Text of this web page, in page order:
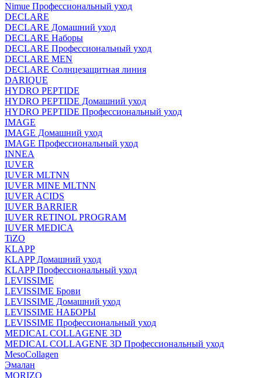
Nimue Профессиональный уход
DECLARE
DECLARE Домашний уход
DECLARE Наборы
DECLARE Профессиональный уход
DECLARE MEN
DECLARE Солнцезащитная линия
DARIQUE
HYDRO PEPTIDE
HYDRO PEPTIDE Домашний уход
HYDRO PEPTIDE Профессиональный уход
IMAGE
IMAGE Домашний уход
IMAGE Профессиональный уход
INNEA
IUVER
IUVER MLTNN
IUVER MINE MLTNN
IUVER ACIDS
IUVER BARRIER
IUVER RETINOL PROGRAM
IUVER MEDICA
TiZO
KLAPP
KLAPP Домашний уход
KLAPP Профессиональный уход
LEVISSIME
LEVISSIME Брови
LEVISSIME Домашний уход
LEVISSIME НАБОРЫ
LEVISSIME Профессиональный уход
MEDICAL COLLAGENE 3D
MEDICAL COLLAGENE 3D Профессиональный уход
MesoCollagen
Эмалан
MORIZO